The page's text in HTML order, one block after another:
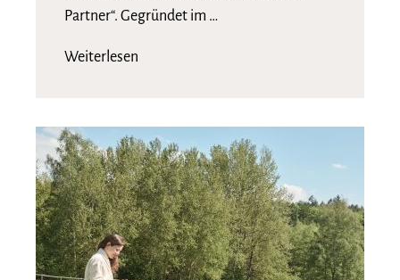
Partner“. Gegründet im …
Weiterlesen